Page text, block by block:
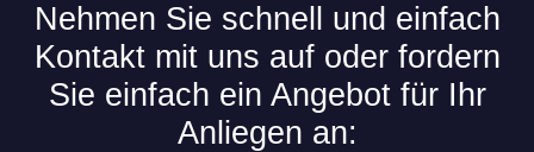
Nehmen Sie schnell und einfach
Kontakt mit uns auf oder fordern
Sie einfach ein Angebot für Ihr
Anliegen an: